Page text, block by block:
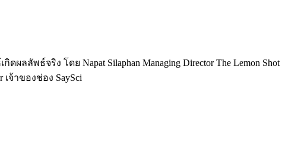
ดผลลัพธ์จริง โดย Napat Silaphan Managing Director The Lemon Shot
เจ้าของช่อง SaySci